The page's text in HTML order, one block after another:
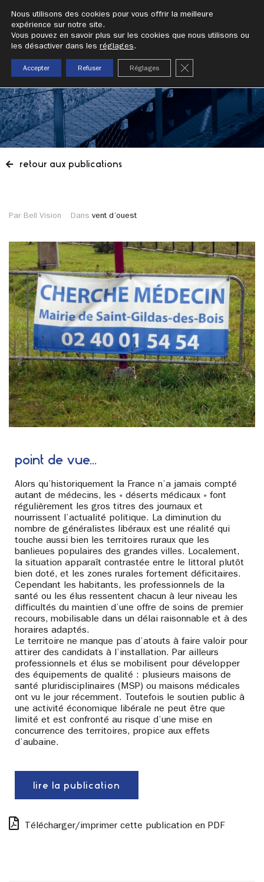
addrn
publication
retour aux publications
Par Bell Vision Dans vent d’ouest
point de vue…
Alors qu’historiquement la France n’a jamais compté
autant de médecins, les « déserts médicaux » font
régulièrement les gros titres des journaux et
nourrissent l’actualité politique. La diminution du
nombre de généralistes libéraux est une réalité qui
touche aussi bien les territoires ruraux que les
banlieues populaires des grandes villes. Localement,
la situation apparaît contrastée entre le littoral plutôt
bien doté, et les zones rurales fortement déficitaires.
Cependant les habitants, les professionnels de la
santé ou les élus ressentent chacun à leur niveau les
difficultés du maintien d’une offre de soins de premier
recours, mobilisable dans un délai raisonnable et à des
horaires adaptés.
Le territoire ne manque pas d’atouts à faire valoir pour
attirer des candidats à l’installation. Par ailleurs
professionnels et élus se mobilisent pour développer
des équipements de qualité : plusieurs maisons de
santé pluridisciplinaires (MSP) ou maisons médicales
ont vu le jour récemment. Toutefois le soutien public à
une activité économique libérale ne peut être que
limité et est confronté au risque d’une mise en
concurrence des territoires, propice aux effets
d’aubaine.
lire la publication
Télécharger/imprimer cette publication en PDF
Nous utilisons des cookies pour vous offrir la meilleure
expérience sur notre site.
Vous pouvez en savoir plus sur les cookies que nous utilisons ou
les désactiver dans les réglages.
Accepter Refuser Réglages fermer la